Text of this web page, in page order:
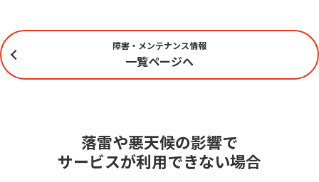
障害・メンテナンス情報
一覧ページへ
落雷や悪天候の影響で
サービスが利用できない場合